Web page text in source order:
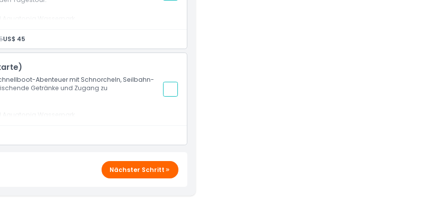
Wasserpark
nicht verfügbar)
US$ 45
Abenteuer mit Schnorcheln, Seilbahn-
Getränke und Zugang zu
Wasserpark
Nächster Schritt